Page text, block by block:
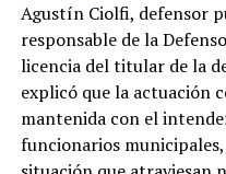
Agustín Ciolfi, defensor
responsable de la
licencia del titular de la
explicó que la actuación
mantenida con el
funcionarios